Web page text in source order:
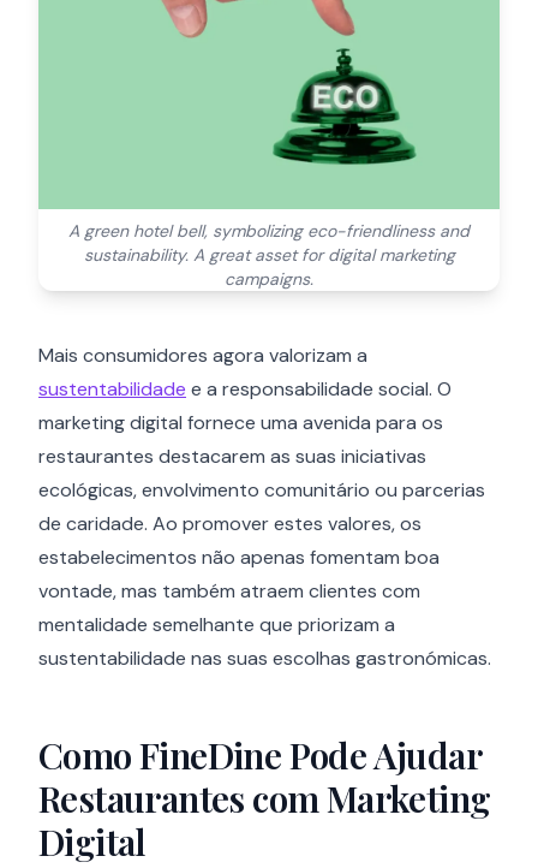
A green hotel bell, symbolizing eco-friendliness and
sustainability. A great asset for digital marketing
campaigns.
Mais consumidores agora valorizam a
sustentabilidade e a responsabilidade social. O
marketing digital fornece uma avenida para os
restaurantes destacarem as suas iniciativas
ecológicas, envolvimento comunitário ou parcerias
de caridade. Ao promover estes valores, os
estabelecimentos não apenas fomentam boa
vontade, mas também atraem clientes com
mentalidade semelhante que priorizam a
sustentabilidade nas suas escolhas gastronómicas.
Como FineDine Pode Ajudar
Restaurantes com Marketing
Digital